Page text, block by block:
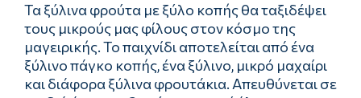
Τα ξύλινα φρούτα με ξύλο κοπής θα ταξιδέψει
τους μικρούς μας φίλους στον κόσμο της
μαγειρικής. Το παιχνίδι αποτελείται από ένα
ξύλινο πάγκο κοπής, ένα ξύλινο, μικρό μαχαίρι
και διάφορα ξύλινα φρουτάκια. Απευθύνεται σε